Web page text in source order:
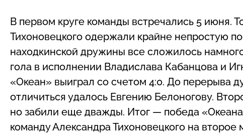
В первом круге команды встречались 5 июня.
Тихоновецкого одержали крайне непростую
находкинской дружины все сложилось
гола в исполнении Владислава Кабанцова и
«Океан» выиграл со счетом 4:0. До перерыва
отличиться удалось Евгению Белоногову.
но забили еще дважды. Итог — победа
команду Александра Тихоновецкого на